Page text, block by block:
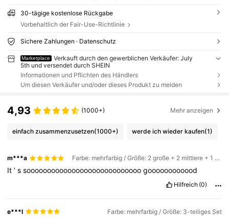
30-tägige kostenlose Rückgabe
Vorbehaltlich der Fair-Use-Richtlinie
Sichere Zahlungen · Datenschutz
Marketplace
Verkauft durch den gewerblichen Verkäufer: July
5th und versendet durch SHEIN
Informationen und Pflichten des Händlers
Um diesen Verkäufer und/oder dieses Produkt zu melden
4,93 (1000+) Mehr anzeigen
einfach zusammenzusetzen(1000+) werde ich wieder kaufen(1)
m***a Farbe: mehrfarbig / Größe: 2 große + 2 mittlere + 1 kleine
It’ssoooooooooooooooooooooooooooogoooooooooood
Hilfreich (0)
e***l Farbe: mehrfarbig / Größe: 3-teiliges Set